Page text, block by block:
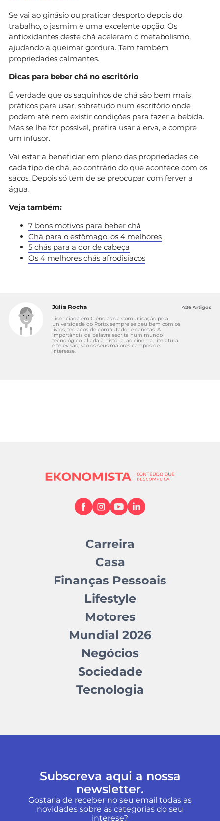
Se vai ao ginásio ou praticar desporto depois do
trabalho, o jasmim é uma excelente opção. Os
antioxidantes deste chá aceleram o metabolismo,
ajudando a queimar gordura. Tem também
propriedades calmantes.
Dicas para beber chá no escritório
É verdade que os saquinhos de chá são bem mais
práticos para usar, sobretudo num escritório onde
podem até nem existir condições para fazer a bebida.
Mas se lhe for possível, prefira usar a erva, e compre
um infusor.
Vai estar a beneficiar em pleno das propriedades de
cada tipo de chá, ao contrário do que acontece com os
sacos. Depois só tem de se preocupar com ferver a
água.
Veja também:
7 bons motivos para beber chá
Chá para o estômago: os 4 melhores
5 chás para a dor de cabeça
Os 4 melhores chás afrodisíacos
Júlia Rocha
Licenciada em Ciências da Comunicação pela
Universidade do Porto, sempre se deu bem com os
livros, teclados de computador e canetas. A
importância da palavra escrita num mundo
tecnológico, aliada à história, ao cinema, literatura
e televisão, são os seus maiores campos de
interesse.
426 Artigos
Carreira
Casa
Finanças Pessoais
Lifestyle
Motores
Mundial 2026
Negócios
Sociedade
Tecnologia
Subscreva aqui a nossa
newsletter.
Gostaria de receber no seu email todas as
novidades sobre as categorias do seu
interese?